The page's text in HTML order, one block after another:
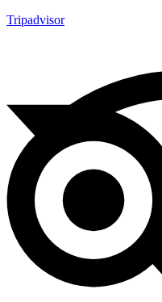
Tripadvisor